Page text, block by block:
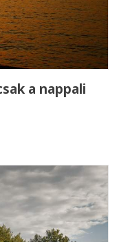
a nappali